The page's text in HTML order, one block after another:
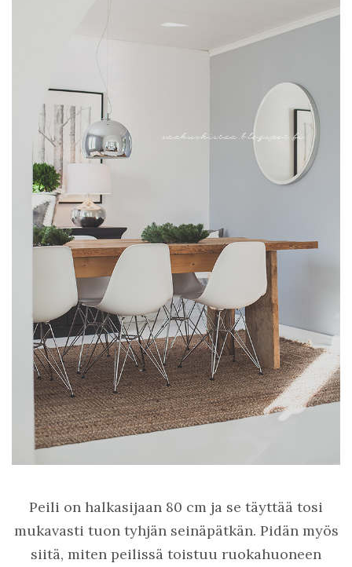
Peili on halkasijaan 80 cm ja se täyttää tosi
mukavasti tuon tyhjän seinäpätkän. Pidän myös
siitä, miten peilissä toistuu ruokahuoneen